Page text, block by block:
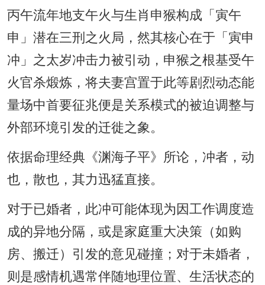
丙午流年地支午火与生肖申猴构成「寅午
申」潜在三刑之火局，然其核心在于「寅申
冲」之太岁冲击力被引动，申猴之根基受午
火官杀煅炼，将夫妻宫置于此等剧烈动态能
量场中首要征兆便是关系模式的被迫调整与
外部环境引发的迁徙之象。
依据命理经典《渊海子平》所论，冲者，动
也，散也，其力迅猛直接。
对于已婚者，此冲可能体现为因工作调度造
成的异地分隔，或是家庭重大决策（如购
房、搬迁）引发的意见碰撞；对于未婚者，
则是感情机遇常伴随地理位置、生活状态的